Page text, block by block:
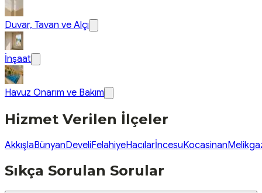
Duvar, Tavan ve Alçı
İnşaat
Havuz Onarım ve Bakım
Hizmet Verilen İlçeler
AkkışlaBünyanDeveliFelahiyeHacılarİncesuKocasinan
Sıkça Sorulan Sorular